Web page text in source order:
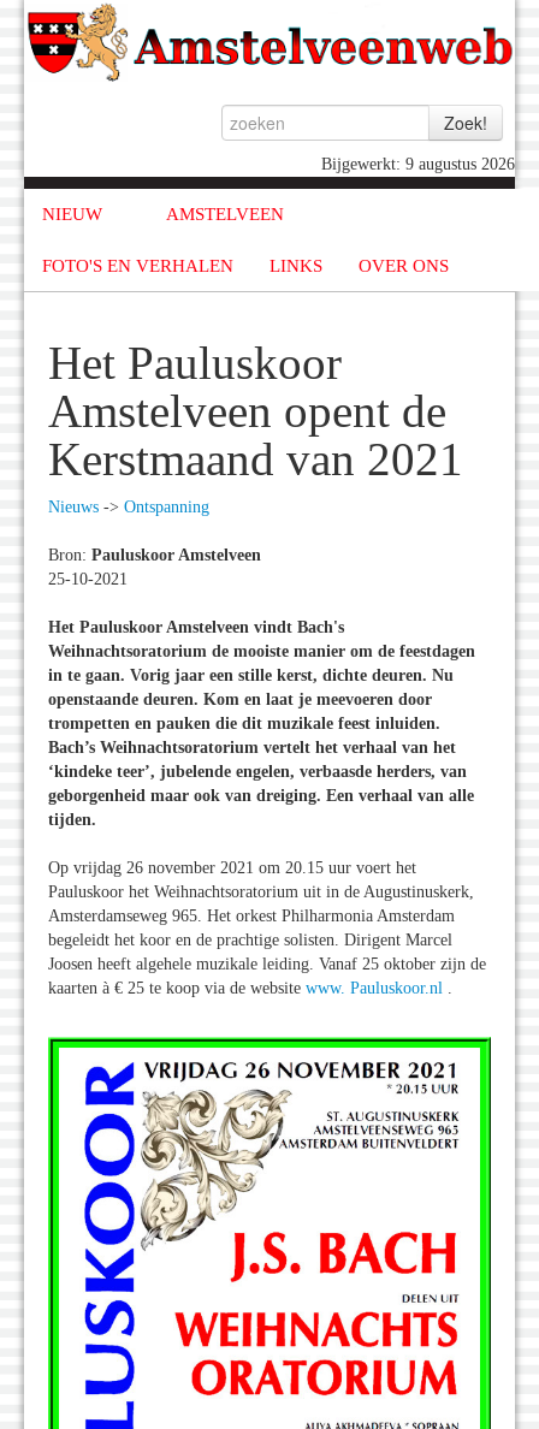
Bijgewerkt: 9 augustus 2026
NIEUW AMSTELVEEN
FOTO'S EN VERHALEN LINKS OVER ONS
Het Pauluskoor
Amstelveen opent de
Kerstmaand van 2021
Nieuws -> Ontspanning
Bron: Pauluskoor Amstelveen
25-10-2021
Het Pauluskoor Amstelveen vindt Bach's
Weihnachtsoratorium de mooiste manier om de feestdagen
in te gaan. Vorig jaar een stille kerst, dichte deuren. Nu
openstaande deuren. Kom en laat je meevoeren door
trompetten en pauken die dit muzikale feest inluiden.
Bach’s Weihnachtsoratorium vertelt het verhaal van het
‘kindeke teer’, jubelende engelen, verbaasde herders, van
geborgenheid maar ook van dreiging. Een verhaal van alle
tijden.
Op vrijdag 26 november 2021 om 20.15 uur voert het
Pauluskoor het Weihnachtsoratorium uit in de Augustinuskerk,
Amsterdamseweg 965. Het orkest Philharmonia Amsterdam
begeleidt het koor en de prachtige solisten. Dirigent Marcel
Joosen heeft algehele muzikale leiding. Vanaf 25 oktober zijn de
kaarten à € 25 te koop via de website www. Pauluskoor.nl .